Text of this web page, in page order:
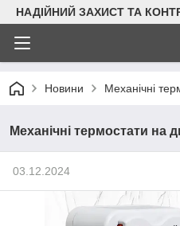
НАДІЙНИЙ ЗАХИСТ ТА
Новини Механічні
Механічні термостати на
03.12.2024